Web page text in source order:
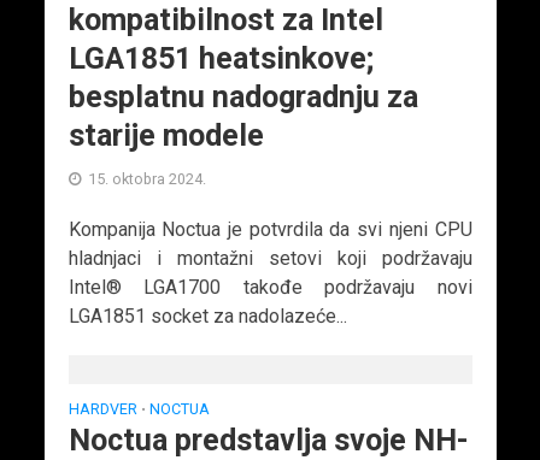
kompatibilnost za Intel
LGA1851 heatsinkove;
besplatnu nadogradnju za
starije modele
15. oktobra 2024.
Kompanija Noctua je potvrdila da svi njeni CPU
hladnjaci i montažni setovi koji podržavaju
Intel® LGA1700 takođe podržavaju novi
LGA1851 socket za nadolazeće...
HARDVER • NOCTUA
Noctua predstavlja svoje NH-